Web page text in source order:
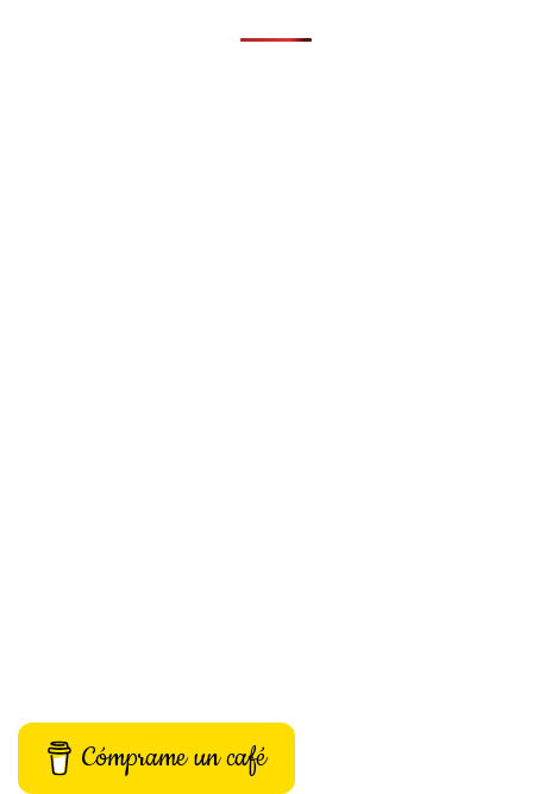
Cómprame un café